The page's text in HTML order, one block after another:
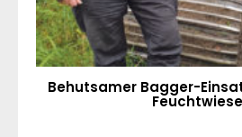
Behutsamer Bagger-